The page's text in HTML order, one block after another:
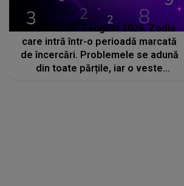
HOROSCOP 7 august 2026. Zodia
care intră într-o perioadă marcată
de încercări. Problemele se adună
din toate părțile, iar o veste